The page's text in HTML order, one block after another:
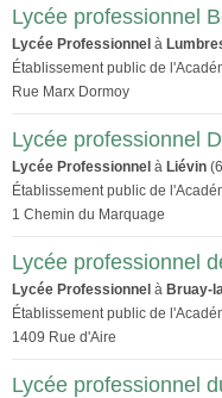
Lycée professionnel
Lycée Professionnel à
Établissement public de
Rue Marx Dormoy
Lycée professionnel
Lycée Professionnel à Liévin
Établissement public de
1 Chemin du Marquage
Lycée professionnel
Lycée Professionnel à Bruay-
Établissement public de
1409 Rue d'Aire
Lycée professionnel